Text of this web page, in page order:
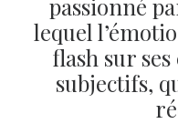
passionné
lequel
flash sur
subjectifs,